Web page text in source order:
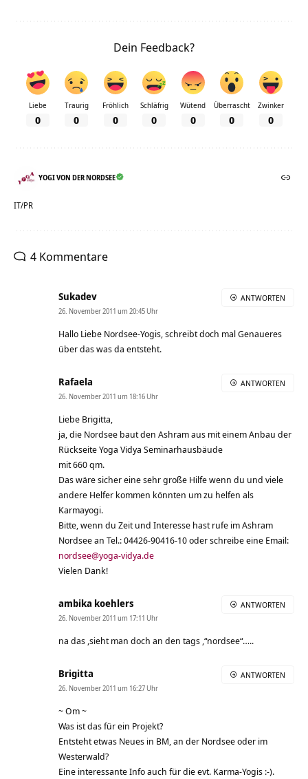
Dein Feedback?
Liebe
0
Traurig
0
Fröhlich
0
Schläfrig
0
Wütend
0
Überrascht
0
Zwinker
0
YOGI VON DER NORDSEE
IT/PR
4 Kommentare
Sukadev
26. November 2011 um 20:45 Uhr
Hallo Liebe Nordsee-Yogis, schreibt doch mal Genaueres
über das was da entsteht.
ANTWORTEN
Rafaela
26. November 2011 um 18:16 Uhr
Liebe Brigitta,
ja, die Nordsee baut den Ashram aus mit einem Anbau der
Rückseite Yoga Vidya Seminarhausbäude
mit 660 qm.
Das wäre sicher eine sehr große Hilfe wenn du und viele
andere Helfer kommen könnten um zu helfen als
Karmayogi.
Bitte, wenn du Zeit und Interesse hast rufe im Ashram
Nordsee an Tel.: 04426-90416-10 oder schreibe eine Email:
nordsee@yoga-vidya.de
Vielen Dank!
ANTWORTEN
ambika koehlers
26. November 2011 um 17:11 Uhr
na das ,sieht man doch an den tags ,“nordsee“…..
ANTWORTEN
Brigitta
26. November 2011 um 16:27 Uhr
~ Om ~
Was ist das für ein Projekt?
Entsteht etwas Neues in BM, an der Nordsee oder im
Westerwald?
Eine interessante Info auch für die evt. Karma-Yogis :-).
ANTWORTEN